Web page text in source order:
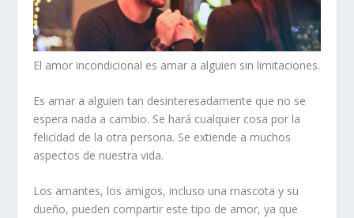
El amor incondicional es amar a alguien sin limitaciones.
Es amar a alguien tan desinteresadamente que no se
espera nada a cambio. Se hará cualquier cosa por la
felicidad de la otra persona. Se extiende a muchos
aspectos de nuestra vida.
Los amantes, los amigos, incluso una mascota y su
dueño, pueden compartir este tipo de amor, ya que